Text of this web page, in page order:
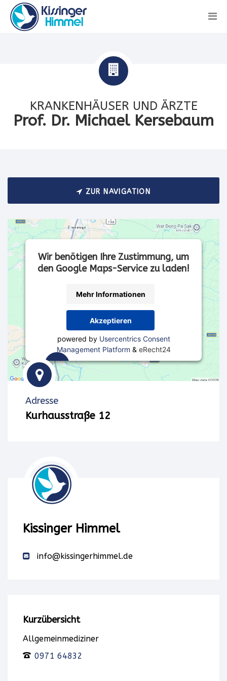
KRANKENHÄUSER UND ÄRZTE
Prof. Dr. Michael Kersebaum
ZUR NAVIGATION
Wir benötigen Ihre Zustimmung, um
den Google Maps-Service zu laden!
Wir
verwenden
einen
Drittanbieters,
um
einzubetten.
Dieser
Daten
zu
Mehr Informationen
Akzeptieren
powered by Usercentrics Consent
Management Platform & eRecht24
Adresse
Kurhausstraße 12
Kissinger Himmel
info@kissingerhimmel.de
Kurzübersicht
Allgemeinmediziner
0971 64832